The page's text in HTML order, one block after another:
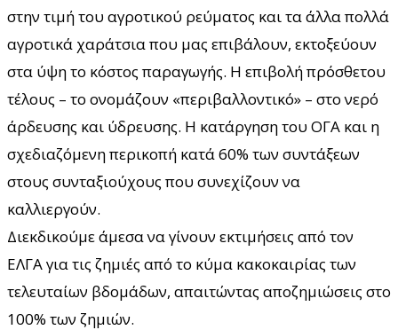
στην τιμή του αγροτικού ρεύματος και τα άλλα πολλά
αγροτικά χαράτσια που μας επιβάλουν, εκτοξεύουν
στα ύψη το κόστος παραγωγής. Η επιβολή πρόσθετου
τέλους – το ονομάζουν «περιβαλλοντικό» – στο νερό
άρδευσης και ύδρευσης. Η κατάργηση του ΟΓΑ και η
σχεδιαζόμενη περικοπή κατά 60% των συντάξεων
στους συνταξιούχους που συνεχίζουν να
καλλιεργούν.
Διεκδικούμε άμεσα να γίνουν εκτιμήσεις από τον
ΕΛΓΑ για τις ζημιές από το κύμα κακοκαιρίας των
τελευταίων βδομάδων, απαιτώντας αποζημιώσεις στο
100% των ζημιών.